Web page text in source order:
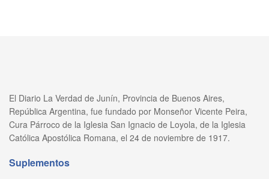
El Diario La Verdad de Junín, Provincia de Buenos Aires,
República Argentina, fue fundado por Monseñor Vicente Peira,
Cura Párroco de la Iglesia San Ignacio de Loyola, de la Iglesia
Católica Apostólica Romana, el 24 de noviembre de 1917.
Suplementos